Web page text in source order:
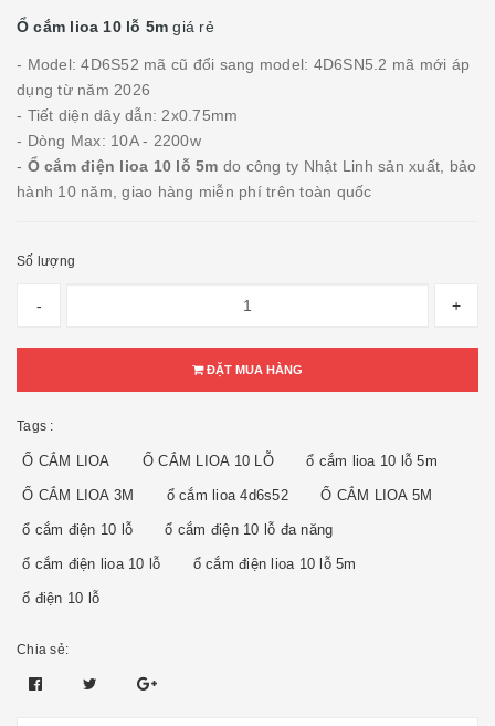
Ổ cắm lioa 10 lỗ 5mgiá rẻ
- Model: 4D6S52 mã cũ đổi sang model: 4D6SN5.2 mã mới áp
dụng từ năm 2026
- Tiết diện dây dẫn: 2x0.75mm
- Dòng Max: 10A - 2200w
- Ổ cắm điện lioa 10 lỗ 5m do công ty Nhật Linh sản xuất, bảo
hành 10 năm, giao hàng miễn phí trên toàn quốc
Số lượng
- +
ĐẶT MUA HÀNG
Tags :
Ổ CẮM LIOA Ổ CẮM LIOA 10 LỖ ổ cắm lioa 10 lỗ 5m
Ổ CẮM LIOA 3M ổ cắm lioa 4d6s52 Ổ CẮM LIOA 5M
ổ cắm điện 10 lỗ ổ cắm điện 10 lỗ đa năng
ổ cắm điện lioa 10 lỗ ổ cắm điện lioa 10 lỗ 5m
ổ điện 10 lỗ
Chia sẻ: